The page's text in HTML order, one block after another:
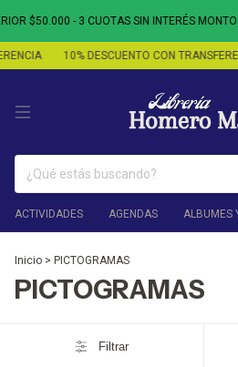
$50.000 - 3 CUOTAS SIN INTERÉS MONTO
10% DESCUENTO CON
ACTIVIDADES AGENDAS ALBUMES
Inicio > PICTOGRAMAS
PICTOGRAMAS
Filtrar